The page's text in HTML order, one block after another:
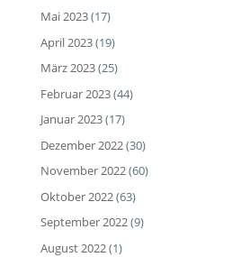
Mai 2023(17)
April 2023(19)
März 2023(25)
Februar 2023(44)
Januar 2023(17)
Dezember 2022(30)
November 2022(60)
Oktober 2022(63)
September 2022(9)
August 2022(1)